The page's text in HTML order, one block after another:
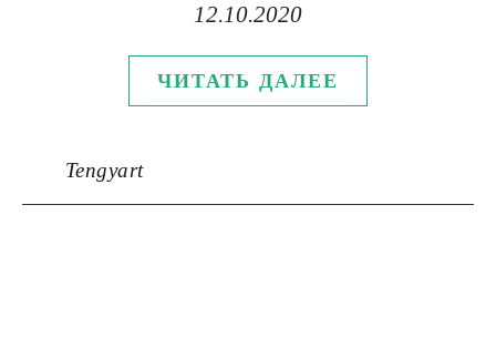
12.10.2020
ЧИТАТЬ ДАЛЕЕ
Tengyart